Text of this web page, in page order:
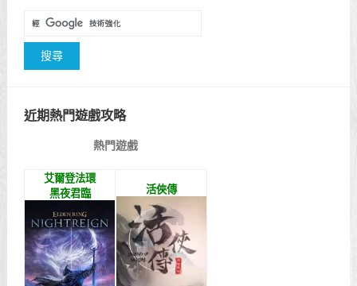
近期熱門遊戲攻略
熱門遊戲
艾爾登法環
黑夜君臨
活俠傳